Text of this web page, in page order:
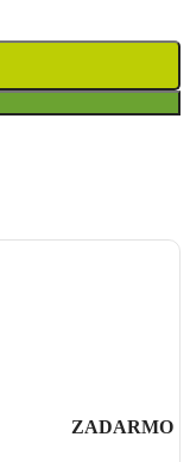
ZADARMO